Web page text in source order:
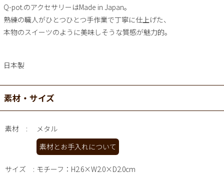
Q-pot.のアクセサリーはMade in Japan。
熟練の職人がひとつひとつ手作業で丁寧に仕上げた、
本物のスイーツのように美味しそうな質感が魅力的。
日本製
素材・サイズ
素材
メタル
素材とお手入れについて
サイズ モチーフ：H2.6×W2.0×D2.0cm